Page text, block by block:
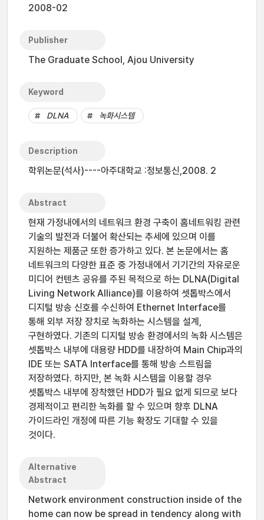
2008-02
Publisher
The Graduate School, Ajou University
Keyword
DLNA 녹화시스템
Description
학위논문(석사)----아주대학교 :정보통신,2008. 2
Abstract
현재 가정내에서의 네트워크 환경 구축이 홈네트워킹 관련
기술의 발전과 더불어 확산되는 추세에 있으며 이를
지원하는 제품군 또한 증가하고 있다. 본 논문에서는 홈
네트워크의 다양한 표준 중 가정내에서 기기간의 자유로운
미디어 컨텐츠 공유를 주된 목적으로 하는 DLNA(Digital
Living Network Alliance)를 이용하여 셋톱박스에서
디지털 방송 신호를 수신하여 Ethernet Interface를
통해 외부 저장 장치로 녹화하는 시스템을 설계,
구현하였다. 기존의 디지털 방송 환경에서의 녹화 시스템은
셋톱박스 내부에 대용량 HDD를 내장하여 Main Chip과의
IDE 또는 SATA Interface를 통해 방송 스트림을
저장하였다. 하지만, 본 녹화 시스템을 이용할 경우
셋톱박스 내부에 장착했던 HDD가 필요 없게 되므로 보다
경제적이고 편리한 녹화를 할 수 있으며 향후 DLNA
가이드라인 개정에 따른 기능 확장도 기대할 수 있을
것이다.
Alternative
Abstract
Network environment construction inside of the
home can now be spread in tendency along with